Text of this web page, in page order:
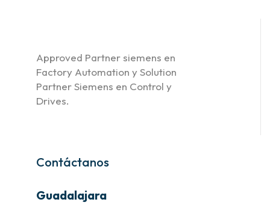
Approved Partner siemens en
Factory Automation y Solution
Partner Siemens en Control y
Drives.
Contáctanos
Guadalajara